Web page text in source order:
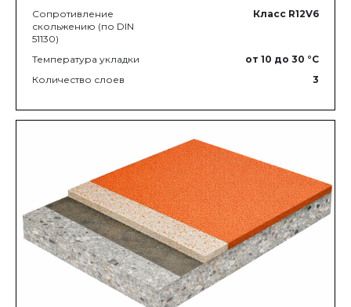
Сопротивление
скольжению (по DIN
51130)
Класс R12V6
Температура укладки от 10 до 30 °C
Количество слоев
3